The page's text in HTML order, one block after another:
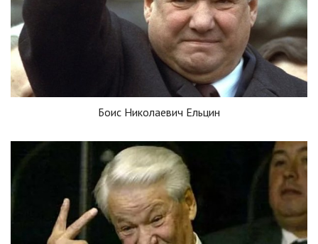
Боис Николаевич Ельцин